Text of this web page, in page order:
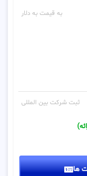
به قیمت به دلار
ثبت شرکت بین المللی
ها